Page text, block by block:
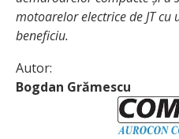
motoarelor electrice de JT cu
beneficiu.
Autor:
Bogdan Grămescu